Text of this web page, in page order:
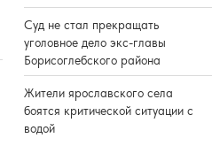
Суд не стал прекращать
уголовное дело экс-главы
Борисоглебского района
Жители ярославского села
боятся критической ситуации с
водой